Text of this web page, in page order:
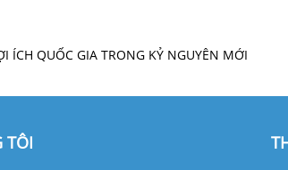
ÍCH QUỐC GIA TRONG KỶ NGUYÊN MỚI
TÔI